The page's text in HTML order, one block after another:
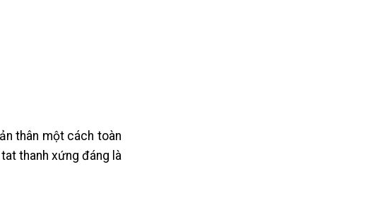
thân một cách toàn
thanh xứng đáng là